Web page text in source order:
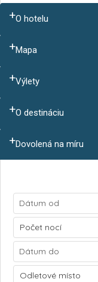
O hotelu
Mapa
Výlety
O destináciu
Dovolená na míru
Počet nocí
Odletové místo